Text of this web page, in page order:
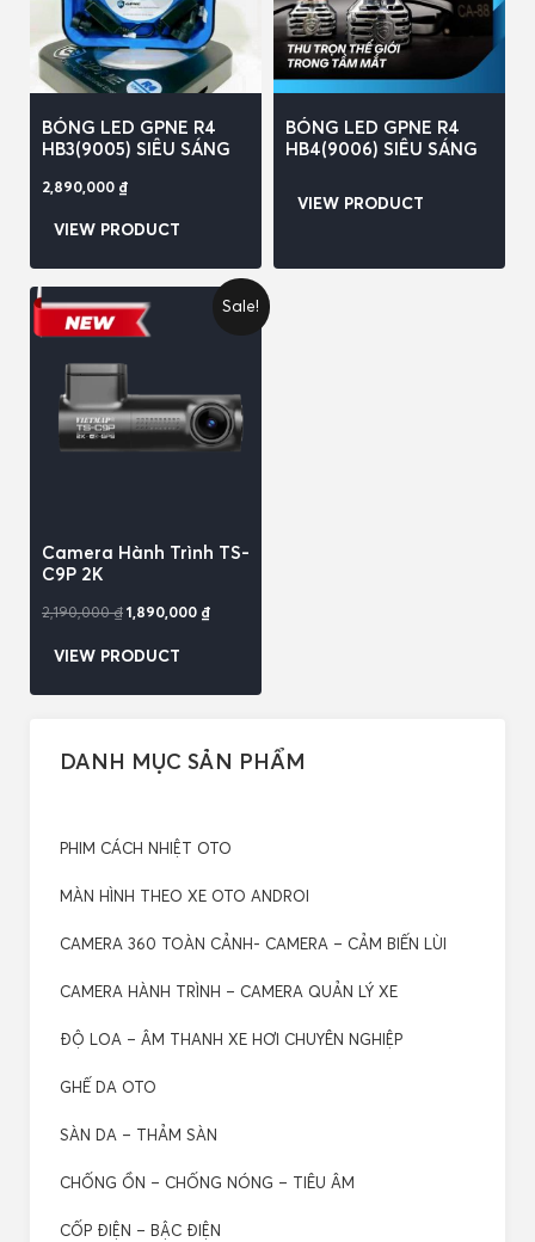
BÓNG LED GPNE R4
HB3(9005) SIÊU SÁNG
2,890,000 ₫
VIEW PRODUCT
BÓNG LED GPNE R4
HB4(9006) SIÊU SÁNG
VIEW PRODUCT
Sale!
Camera Hành Trình TS-
C9P 2K
2,190,000₫ 1,890,000 ₫
VIEW PRODUCT
DANH MỤC SẢN PHẨM
PHIM CÁCH NHIỆT OTO
MÀN HÌNH THEO XE OTO ANDROI
CAMERA 360 TOÀN CẢNH- CAMERA – CẢM BIẾN LÙI
CAMERA HÀNH TRÌNH – CAMERA QUẢN LÝ XE
ĐỘ LOA – ÂM THANH XE HƠI CHUYÊN NGHIỆP
GHẾ DA OTO
SÀN DA – THẢM SÀN
CHỐNG ỒN – CHỐNG NÓNG – TIÊU ÂM
CỐP ĐIỆN – BẬC ĐIỆN